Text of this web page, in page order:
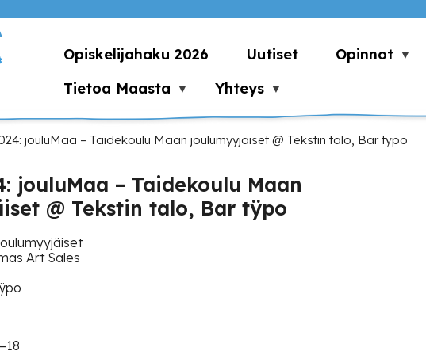
Opiskelijahaku 2026 Uutiset
Opinnot
Tietoa Maasta
Yhteys
jouluMaa – Taidekoulu Maan joulumyyjäiset @ Tekstin talo, Bar tÿpo
jouluMaa – Taidekoulu Maan
@ Tekstin talo, Bar tÿpo
Art Sales